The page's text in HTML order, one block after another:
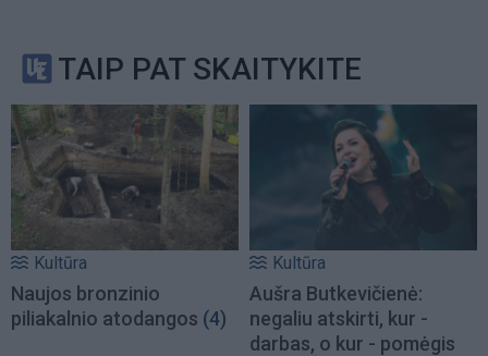
TAIP PAT SKAITYKITE
Kultūra
Naujos bronzinio
piliakalnio atodangos (4)
Kultūra
Aušra Butkevičienė:
negaliu atskirti, kur -
darbas, o kur - pomėgis